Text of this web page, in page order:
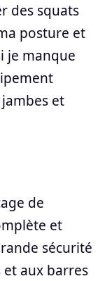
des squats
posture et
je manque
et
de
et
sécurité
aux barres